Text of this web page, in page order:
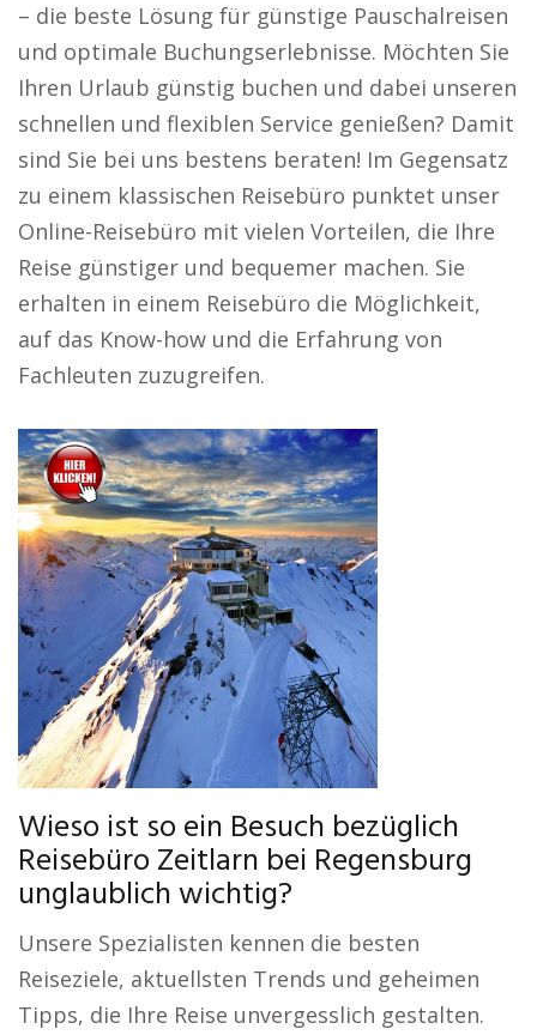
– die beste Lösung für günstige Pauschalreisen
und optimale Buchungserlebnisse. Möchten Sie
Ihren Urlaub günstig buchen und dabei unseren
schnellen und flexiblen Service genießen? Damit
sind Sie bei uns bestens beraten! Im Gegensatz
zu einem klassischen Reisebüro punktet unser
Online-Reisebüro mit vielen Vorteilen, die Ihre
Reise günstiger und bequemer machen. Sie
erhalten in einem Reisebüro die Möglichkeit,
auf das Know-how und die Erfahrung von
Fachleuten zuzugreifen.
Wieso ist so ein Besuch bezüglich
Reisebüro Zeitlarn bei Regensburg
unglaublich wichtig?
Unsere Spezialisten kennen die besten
Reiseziele, aktuellsten Trends und geheimen
Tipps, die Ihre Reise unvergesslich gestalten.